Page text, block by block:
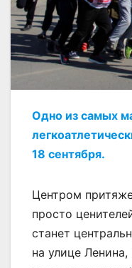
Одно из самых
18 сентября.
Центром
просто
станет
на улице